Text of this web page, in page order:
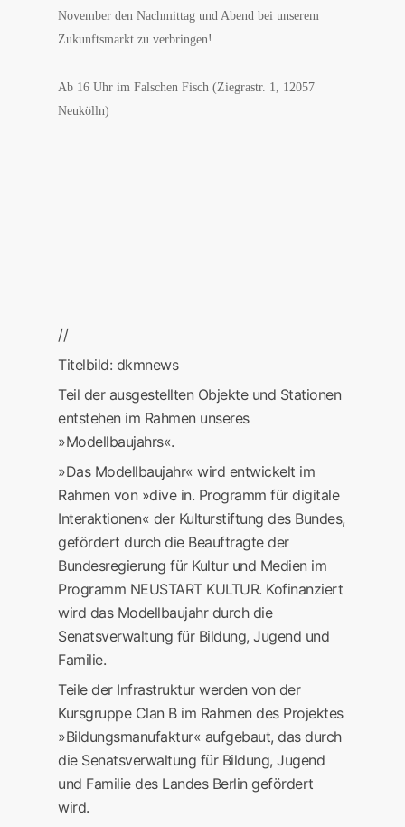
November den Nachmittag und Abend bei unserem
Zukunftsmarkt zu verbringen!
Ab 16 Uhr im Falschen Fisch (Ziegrastr. 1, 12057
Neukölln)
//
Titelbild: dkmnews
Teil der ausgestellten Objekte und Stationen
entstehen im Rahmen unseres
»Modellbaujahrs«.
»Das Modellbaujahr« wird entwickelt im
Rahmen von »dive in. Programm für digitale
Interaktionen« der Kulturstiftung des Bundes,
gefördert durch die Beauftragte der
Bundesregierung für Kultur und Medien im
Programm NEUSTART KULTUR. Kofinanziert
wird das Modellbaujahr durch die
Senatsverwaltung für Bildung, Jugend und
Familie.
Teile der Infrastruktur werden von der
Kursgruppe Clan B im Rahmen des Projektes
»Bildungsmanufaktur« aufgebaut, das durch
die Senatsverwaltung für Bildung, Jugend
und Familie des Landes Berlin gefördert
wird.